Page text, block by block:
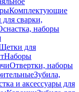
Комплектующие
сварки,
наборы
для
Наборы
Отвертки, наборы
Зубила,
и аксессуары для